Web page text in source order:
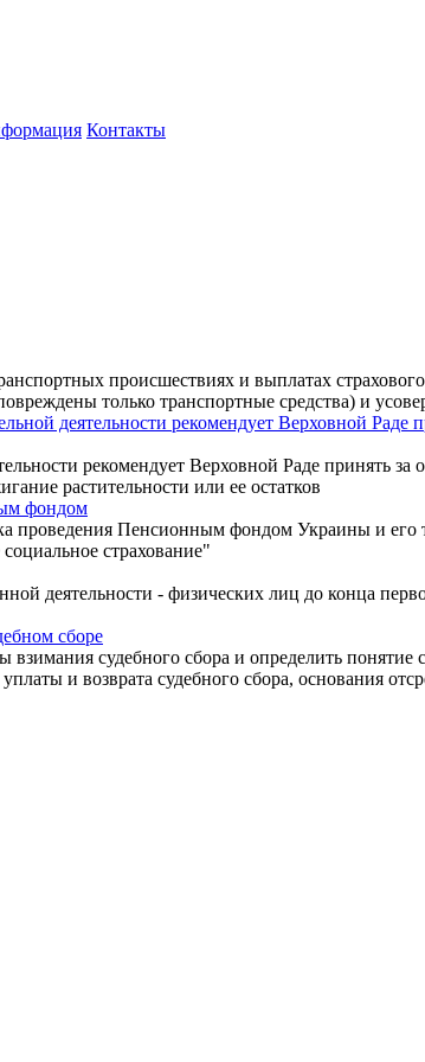
Контакты
происшествиях и выплатах
только транспортные средства) и
деятельности рекомендует Верховной Раде
рекомендует Верховной Раде принять
растительности или ее остатков
фондом
проведения Пенсионным фондом Украины и
страхование"
деятельности - физических лиц до конца
сборе
судебного сбора и определить понятие
и возврата судебного сбора, основания